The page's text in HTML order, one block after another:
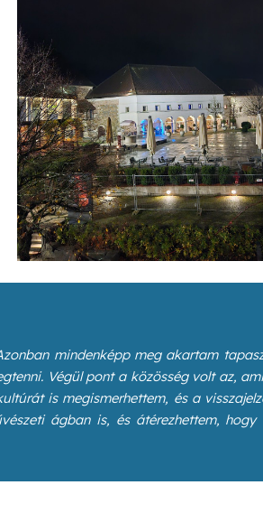
mindenképp meg akartam
Végül pont a közösség volt az,
is megismerhettem, és a
ágban is, és átérezhettem,